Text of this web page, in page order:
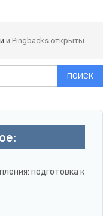
и Pingbacks открыты.
подготовка к